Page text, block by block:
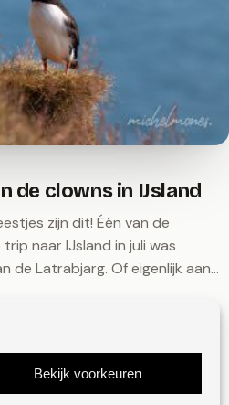
Bekijk voorkeuren
de clowns in IJsland
zijn dit! Één van de
naar IJsland in juli was
de Latrabjarg. Of eigenlijk aan…